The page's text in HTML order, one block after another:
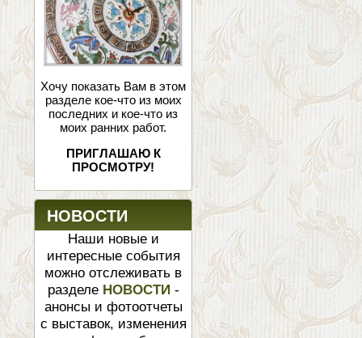
Хочу показать Вам в этом
разделе кое-что из моих
последних и кое-что из
моих ранних работ.
ПРИГЛАШАЮ К
ПРОСМОТРУ!
НОВОСТИ
Наши новые и
интересные события
можно отслеживать в
разделе НОВОСТИ -
анонсы и фотоотчеты
с выставок, изменения